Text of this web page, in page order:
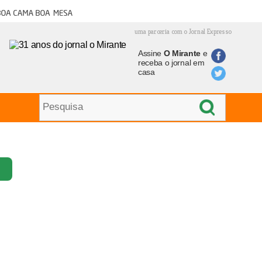
cama boa mesa
uma parceria com o Jornal Expresso
Assine O Mirantee
receba o jornal em
casa